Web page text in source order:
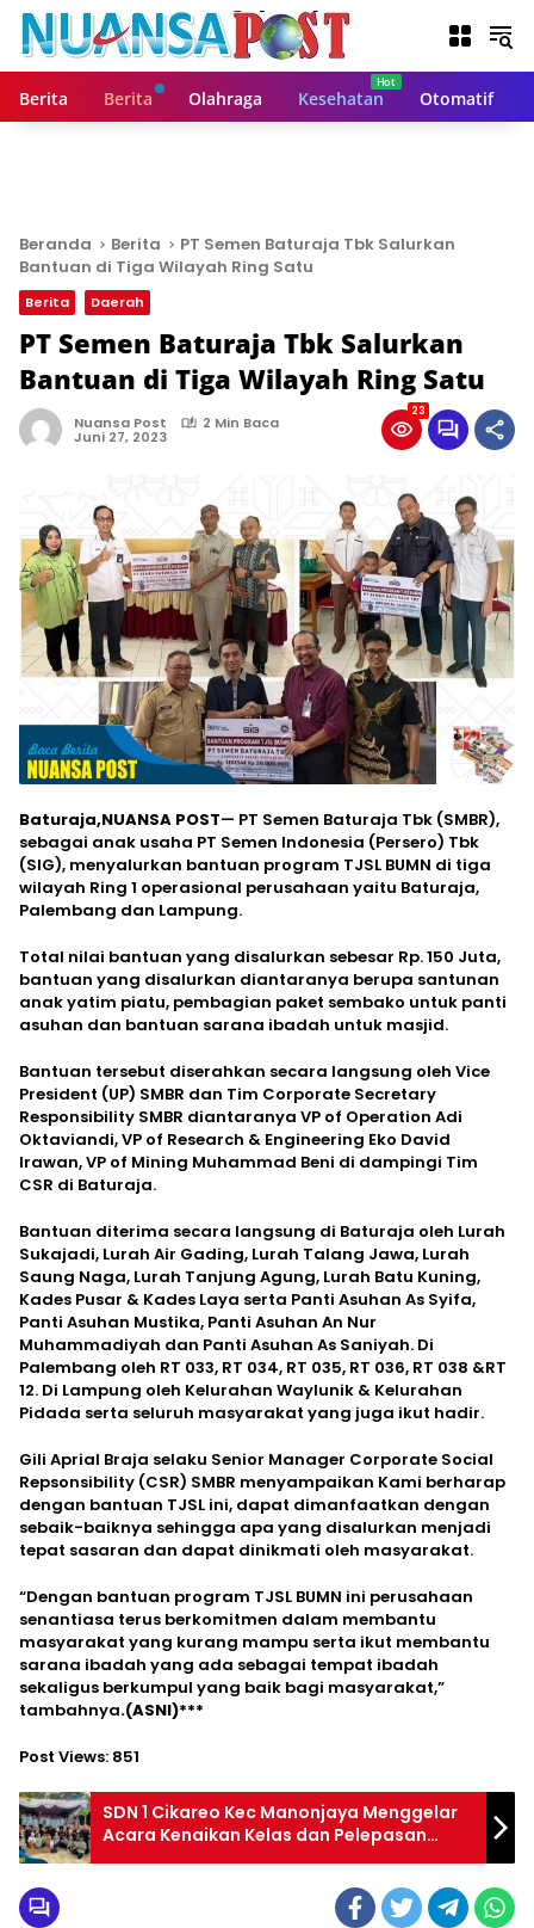
Berita Berita Olahraga Kesehatan Otomatif
Beranda Berita
PT Semen Baturaja Tbk Salurkan
Bantuan di Tiga Wilayah Ring Satu
Berita Daerah
PT Semen Baturaja Tbk Salurkan
Bantuan di Tiga Wilayah Ring Satu
Nuansa Post 2 Min Baca
Juni 27, 2023
23
Baturaja,NUANSA POST— PT Semen Baturaja Tbk (SMBR),
sebagai anak usaha PT Semen Indonesia (Persero) Tbk
(SIG), menyalurkan bantuan program TJSL BUMN di tiga
wilayah Ring 1 operasional perusahaan yaitu Baturaja,
Palembang dan Lampung.
Total nilai bantuan yang disalurkan sebesar Rp. 150 Juta,
bantuan yang disalurkan diantaranya berupa santunan
anak yatim piatu, pembagian paket sembako untuk panti
asuhan dan bantuan sarana ibadah untuk masjid.
Bantuan tersebut diserahkan secara langsung oleh Vice
President (UP) SMBR dan Tim Corporate Secretary
Responsibility SMBR diantaranya VP of Operation Adi
Oktaviandi, VP of Research & Engineering Eko David
Irawan, VP of Mining Muhammad Beni di dampingi Tim
CSR di Baturaja.
Bantuan diterima secara langsung di Baturaja oleh Lurah
Sukajadi, Lurah Air Gading, Lurah Talang Jawa, Lurah
Saung Naga, Lurah Tanjung Agung, Lurah Batu Kuning,
Kades Pusar & Kades Laya serta Panti Asuhan As Syifa,
Panti Asuhan Mustika, Panti Asuhan An Nur
Muhammadiyah dan Panti Asuhan As Saniyah. Di
Palembang oleh RT 033, RT 034, RT 035, RT 036, RT 038 &RT
12. Di Lampung oleh Kelurahan Waylunik & Kelurahan
Pidada serta seluruh masyarakat yang juga ikut hadir.
Gili Aprial Braja selaku Senior Manager Corporate Social
Repsonsibility (CSR) SMBR menyampaikan Kami berharap
dengan bantuan TJSL ini, dapat dimanfaatkan dengan
sebaik-baiknya sehingga apa yang disalurkan menjadi
tepat sasaran dan dapat dinikmati oleh masyarakat.
“Dengan bantuan program TJSL BUMN ini perusahaan
senantiasa terus berkomitmen dalam membantu
masyarakat yang kurang mampu serta ikut membantu
sarana ibadah yang ada sebagai tempat ibadah
sekaligus berkumpul yang baik bagi masyarakat,”
tambahnya.(ASNI)***
Post Views: 851
SDN 1 Cikareo Kec Manonjaya Menggelar
Acara Kenaikan Kelas dan Pelepasan
Siswa Kelas 6